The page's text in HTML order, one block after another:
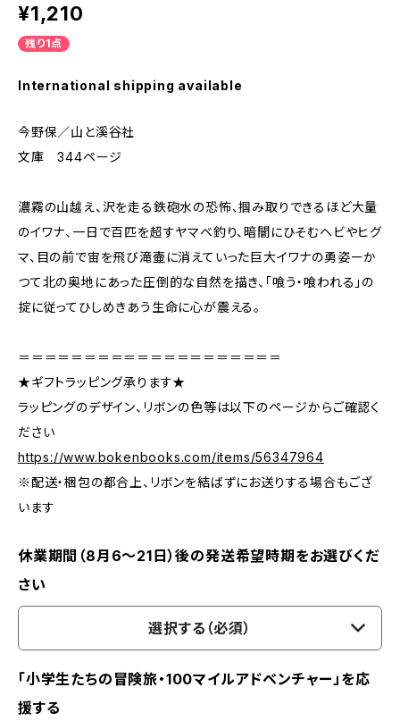
¥1,210
残り1点
International shipping available
今野保／山と溪谷社
文庫 344ページ
濃霧の山越え、沢を走る鉄砲水の恐怖、掴み取りできるほど大量
のイワナ、一日で百匹を超すヤマベ釣り、暗闇にひそむヘビやヒグ
マ、目の前で宙を飛び滝壷に消えていった巨大イワナの勇姿ーか
つて北の奥地にあった圧倒的な自然を描き、「喰う・喰われる」の
掟に従ってひしめきあう生命に心が震える。
＝＝＝＝＝＝＝＝＝＝＝＝＝＝＝＝＝＝＝＝
★ギフトラッピング承ります★
ラッピングのデザイン、リボンの色等は以下のページからご確認く
ださい
https://www.bokenbooks.com/items/56347964
※配送・梱包の都合上、リボンを結ばずにお送りする場合もござ
います
休業期間（8月6〜21日）後の発送希望時期をお選びくだ
さい
選択する（必須）
「小学生たちの冒険旅・100マイルアドベンチャー」を応
援する